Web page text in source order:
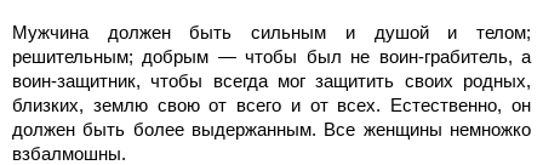
Мужчина должен быть сильным и душой и телом;
решительным; добрым — чтобы был не воин-грабитель, а
воин-защитник, чтобы всегда мог защитить своих родных,
близких, землю свою от всего и от всех. Естественно, он
должен быть более выдержанным. Все женщины немножко
взбалмошны.